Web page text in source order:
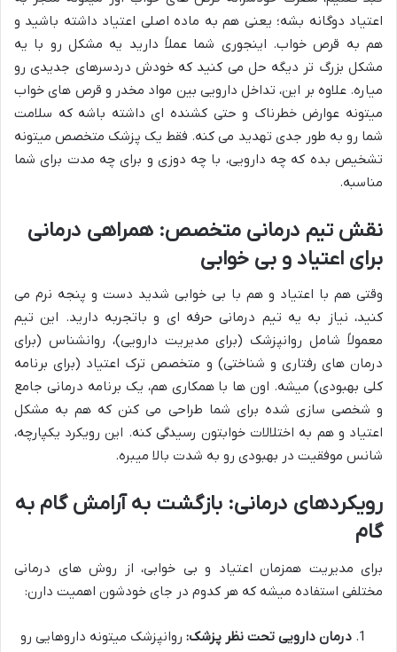
اعتیاد دوگانه بشه؛ یعنی هم به ماده اصلی اعتیاد داشته باشید و
هم به قرص خواب. اینجوری شما عملاً دارید یه مشکل رو با یه
مشکل بزرگ تر دیگه حل می کنید که خودش دردسرهای جدیدی رو
میاره. علاوه بر این، تداخل دارویی بین مواد مخدر و قرص های خواب
میتونه عوارض خطرناک و حتی کشنده ای داشته باشه که سلامت
شما رو به طور جدی تهدید می کنه. فقط یک پزشک متخصص میتونه
تشخیص بده که چه دارویی، با چه دوزی و برای چه مدت برای شما
مناسبه.
نقش تیم درمانی متخصص: همراهی درمانی
برای اعتیاد و بی خوابی
وقتی هم با اعتیاد و هم با بی خوابی شدید دست و پنجه نرم می
کنید، نیاز به یه تیم درمانی حرفه ای و باتجربه دارید. این تیم
معمولاً شامل روانپزشک (برای مدیریت دارویی)، روانشناس (برای
درمان های رفتاری و شناختی) و متخصص ترک اعتیاد (برای برنامه
کلی بهبودی) میشه. اون ها با همکاری هم، یک برنامه درمانی جامع
و شخصی سازی شده برای شما طراحی می کنن که هم به مشکل
اعتیاد و هم به اختلالات خوابتون رسیدگی کنه. این رویکرد یکپارچه،
شانس موفقیت در بهبودی رو به شدت بالا میبره.
رویکردهای درمانی: بازگشت به آرامش گام به
گام
برای مدیریت همزمان اعتیاد و بی خوابی، از روش های درمانی
مختلفی استفاده میشه که هر کدوم در جای خودشون اهمیت دارن:
درمان دارویی تحت نظر پزشک: روانپزشک میتونه داروهایی رو